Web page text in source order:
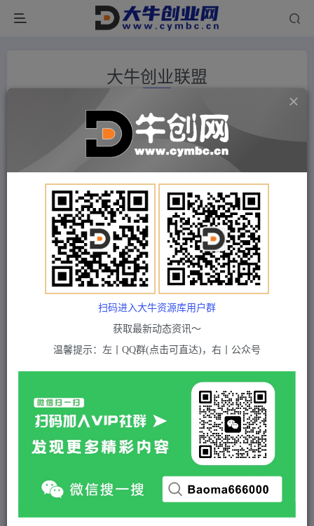
大牛创业联盟
大牛创业网资源介绍
主要面向互联网创业类&短视频和直播类，引流变现
类，副业&自媒体和电商类，不断更新项目课程等，
资源丰富。
❤ 能助您：找项目 + 低成本创业 + 减少信息差 + 见
识各种项目 + 提升网创认知。
❤ 如果您也依存于互联网创业，欢迎加入本站会
员，将尽早为您提供丰盛价值。祝您前程似锦！
加入本站，享受最低成本、最有价值的资源！
大牛创业网是一个专注于知识付费网创项目的付费课
程平台，包含众多类目，涵盖目前全网最新的主流项
扫码进入大牛资源库用户群
获取最新动态资讯～
温馨提示：左丨QQ群(点击可直达)，右丨公众号